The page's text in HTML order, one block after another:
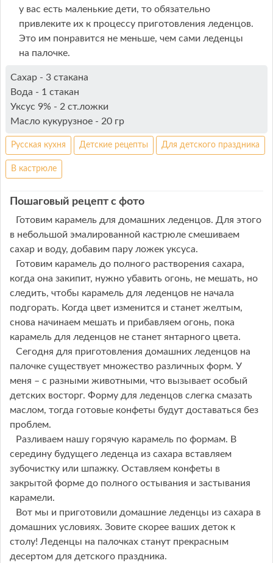
у вас есть маленькие дети, то обязательно
привлеките их к процессу приготовления леденцов.
Это им понравится не меньше, чем сами леденцы
на палочке.
Сахар - 3 стакана
Вода - 1 стакан
Уксус 9% - 2 ст.ложки
Масло кукурузное - 20 гр
Русская кухня Детские рецепты Для детского праздника
В кастрюле
Пошаговый рецепт с фото
Готовим карамель для домашних леденцов. Для этого
в небольшой эмалированной кастрюле смешиваем
сахар и воду, добавим пару ложек уксуса.
Готовим карамель до полного растворения сахара,
когда она закипит, нужно убавить огонь, не мешать, но
следить, чтобы карамель для леденцов не начала
подгорать. Когда цвет изменится и станет желтым,
снова начинаем мешать и прибавляем огонь, пока
карамель для леденцов не станет янтарного цвета.
Сегодня для приготовления домашних леденцов на
палочке существует множество различных форм. У
меня – с разными животными, что вызывает особый
детских восторг. Форму для леденцов слегка смазать
маслом, тогда готовые конфеты будут доставаться без
проблем.
Разливаем нашу горячую карамель по формам. В
середину будущего леденца из сахара вставляем
зубочистку или шпажку. Оставляем конфеты в
закрытой форме до полного остывания и застывания
карамели.
Вот мы и приготовили домашние леденцы из сахара в
домашних условиях. Зовите скорее ваших деток к
столу! Леденцы на палочках станут прекрасным
десертом для детского праздника.